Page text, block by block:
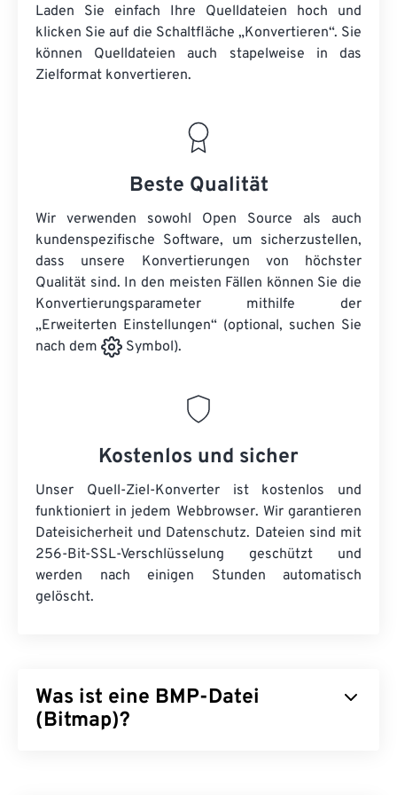
Laden Sie einfach Ihre Quelldateien hoch und
klicken Sie auf die Schaltfläche „Konvertieren“. Sie
können Quelldateien auch stapelweise in das
Zielformat konvertieren.
Beste Qualität
Wir verwenden sowohl Open Source als auch
kundenspezifische Software, um sicherzustellen,
dass unsere Konvertierungen von höchster
Qualität sind. In den meisten Fällen können Sie die
Konvertierungsparameter mithilfe der
„Erweiterten Einstellungen“ (optional, suchen Sie
nach dem
Symbol).
Kostenlos und sicher
Unser Quell-Ziel-Konverter ist kostenlos und
funktioniert in jedem Webbrowser. Wir garantieren
Dateisicherheit und Datenschutz. Dateien sind mit
256-Bit-SSL-Verschlüsselung geschützt und
werden nach einigen Stunden automatisch
gelöscht.
Was ist eine BMP-Datei
(Bitmap)?